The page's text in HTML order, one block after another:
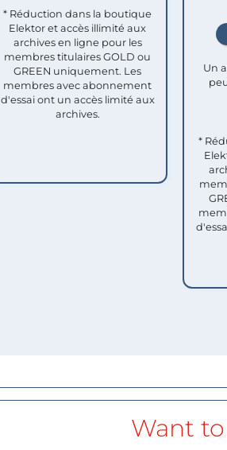
* Réduction dans la boutique
Elektor et accès illimité aux
archives en ligne pour les
membres titulaires GOLD ou
GREEN uniquement. Les
membres avec abonnement
d'essai ont un accès limité aux
archives.
Un
*
Want